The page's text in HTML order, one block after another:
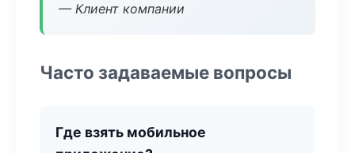
— Клиент компании
Часто задаваемые вопросы
Где взять мобильное